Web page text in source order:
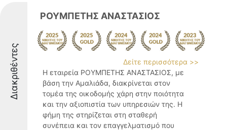
Διακριθέντες
ΡΟΥΜΠΕΤΗΣ ΑΝΑΣΤΑΣΙΟΣ
Δείτε περισσότερα >>
Η εταιρεία ΡΟΥΜΠΕΤΗΣ ΑΝΑΣΤΑΣΙΟΣ, με
βάση την Αμαλιάδα, διακρίνεται στον
τομέα της οικοδομής χάρη στην ποιότητα
και την αξιοπιστία των υπηρεσιών της. Η
φήμη της στηρίζεται στη σταθερή
συνέπεια και τον επαγγελματισμό που